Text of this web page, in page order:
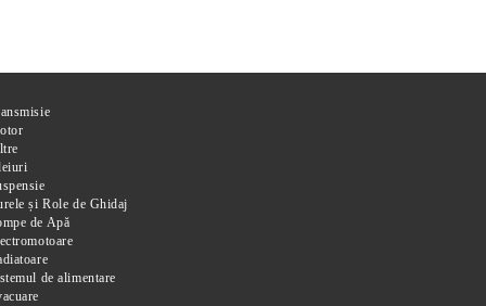
și Role de Ghidaj
de Apă
de alimentare